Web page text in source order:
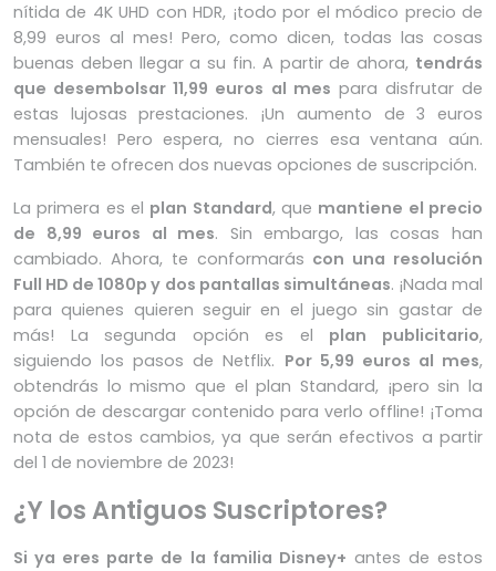
nítida de 4K UHD con HDR, ¡todo por el módico precio de
8,99 euros al mes! Pero, como dicen, todas las cosas
buenas deben llegar a su fin. A partir de ahora, tendrás
que desembolsar 11,99 euros al mes para disfrutar de
estas lujosas prestaciones. ¡Un aumento de 3 euros
mensuales! Pero espera, no cierres esa ventana aún.
También te ofrecen dos nuevas opciones de suscripción.
La primera es el plan Standard, que mantiene el precio
de 8,99 euros al mes. Sin embargo, las cosas han
cambiado. Ahora, te conformarás con una resolución
Full HD de 1080p y dos pantallas simultáneas. ¡Nada mal
para quienes quieren seguir en el juego sin gastar de
más! La segunda opción es el plan publicitario,
siguiendo los pasos de Netflix. Por 5,99 euros al mes,
obtendrás lo mismo que el plan Standard, ¡pero sin la
opción de descargar contenido para verlo offline! ¡Toma
nota de estos cambios, ya que serán efectivos a partir
del 1 de noviembre de 2023!
¿Y los Antiguos Suscriptores?
Si ya eres parte de la familia Disney+ antes de estos